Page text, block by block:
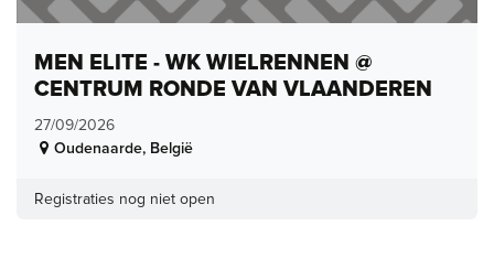
MEN ELITE - WK WIELRENNEN @
CENTRUM RONDE VAN VLAANDEREN
27/09/2026
Oudenaarde, België
Registraties nog niet open